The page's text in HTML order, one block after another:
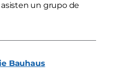
un grupo de
Bauhaus